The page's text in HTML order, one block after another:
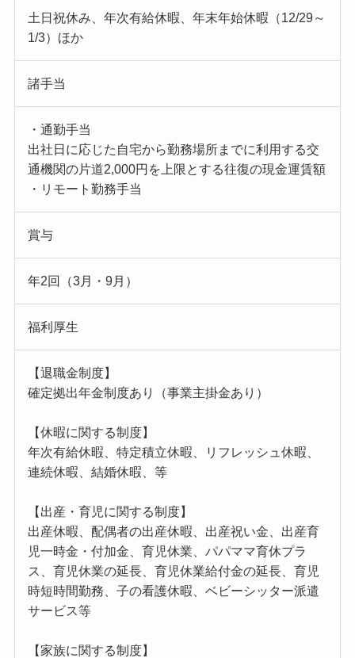
土日祝休み、年次有給休暇、年末年始休暇（12/29～
1/3）ほか
諸手当
・通勤手当
出社日に応じた自宅から勤務場所までに利用する交
通機関の片道2,000円を上限とする往復の現金運賃額
・リモート勤務手当
賞与
年2回（3月・9月）
福利厚生
【退職金制度】
確定拠出年金制度あり（事業主掛金あり）
【休暇に関する制度】
年次有給休暇、特定積立休暇、リフレッシュ休暇、
連続休暇、結婚休暇、等
【出産・育児に関する制度】
出産休暇、配偶者の出産休暇、出産祝い金、出産育
児一時金・付加金、育児休業、パパママ育休プラ
ス、育児休業の延長、育児休業給付金の延長、育児
時短時間勤務、子の看護休暇、ベビーシッター派遣
サービス等
【家族に関する制度】